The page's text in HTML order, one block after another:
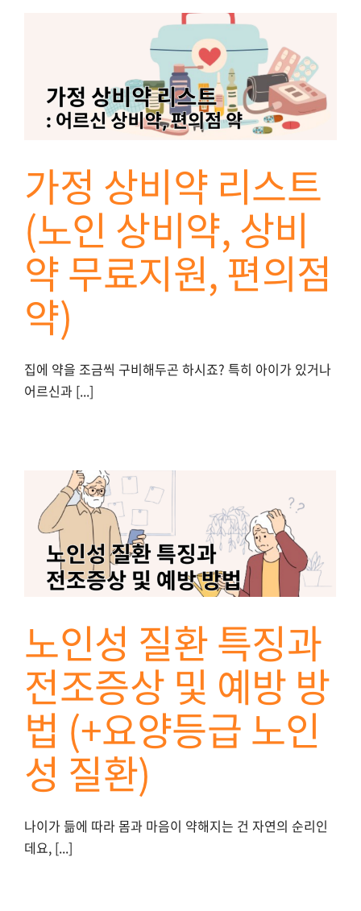
가정 상비약 리스트
(노인 상비약, 상비
약 무료지원, 편의점
약)
집에 약을 조금씩 구비해두곤 하시죠? 특히 아이가 있거나
어르신과 [...]
노인성 질환 특징과
전조증상 및 예방 방
법 (+요양등급 노인
성 질환)
나이가 듦에 따라 몸과 마음이 약해지는 건 자연의 순리인
데요, [...]